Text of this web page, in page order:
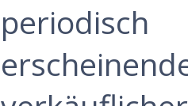
‎periodisch